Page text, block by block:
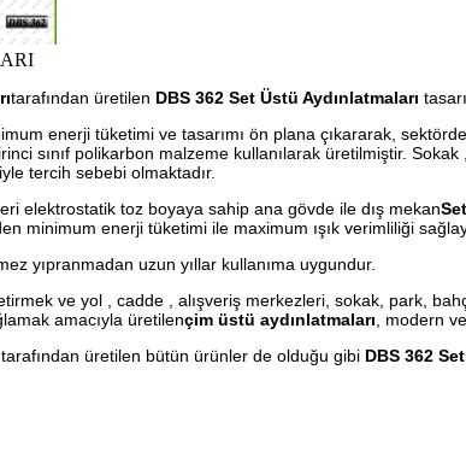
tarafından üretilen DBS 362 Set Üstü Aydınlatmaları
enerji tüketimi ve tasarımı ön plana çıkararak,
sınıf polikarbon malzeme kullanılarak üretilmiştir.
tercih sebebi olmaktadır.
elektrostatik toz boyaya sahip ana gövde ile dış mekan
minimum enerji tüketimi ile maximum ışık verimliliği
yıpranmadan uzun yıllar kullanıma uygundur.
ve yol , cadde , alışveriş merkezleri, sokak, park,
amacıyla üretilençim üstü aydınlatmaları, modern
üretilen bütün ürünler de olduğu gibi DBS 362